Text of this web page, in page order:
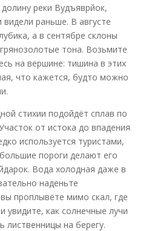
реки Вудъяврйок,
раньше. В августе
а в сентябре склоны
тона. Возьмите
на вершине: тишина в этих
что кажется, будто можно
стихии подойдёт сплав по
от истока до впадения
используется туристами,
пороги делают его
Вода холодная даже в
наденьте
проплывёте мимо скал, где
увидите, как солнечные лучи
лиственницы на берегу.